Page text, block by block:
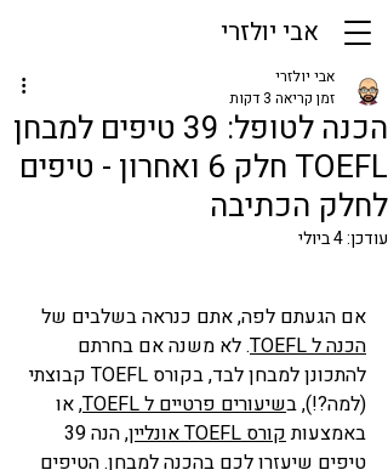
אבי יולזרי
הכנה לטופל: 39 טיפים למבחן
TOEFL חלק 6 ואחרון - טיפים
לחלק הכתיבה
אבי יולזרי
זמן קריאה 3 דקות
עודכן:4 ביולי
אם הגעתם לפה, אתם כנראה בשלבים של
הכנה ל TOEFL
. לא משנה אם בחרתם
להתכונן למבחן לבד, בקורס TOEFL קבוצתי
(למה?!), בשיעורים פרטיים ל TOEFL
, או
באמצעות קורס TOEFL אונליין
טיפים שיעזרו לכם בהכנה למבחן. הטיפים